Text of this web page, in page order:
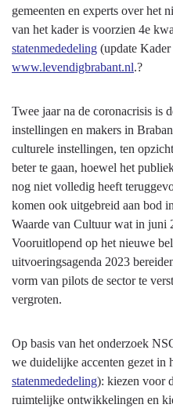
gemeenten en experts over het
van het kader is voorzien 4e
statenmededeling (update
www.levendigbrabant.nl.?
Twee jaar na de coronacrisis is
instellingen en makers in
culturele instellingen, ten
beter te gaan, hoewel het
nog niet volledig heeft
komen ook uitgebreid aan bod
Waarde van Cultuur wat in juni
Vooruitlopend op het nieuwe
uitvoeringsagenda 2023
vorm van pilots de sector te
vergroten.
Op basis van het onderzoek
we duidelijke accenten gezet in
statenmededeling): kiezen voor
ruimtelijke ontwikkelingen en